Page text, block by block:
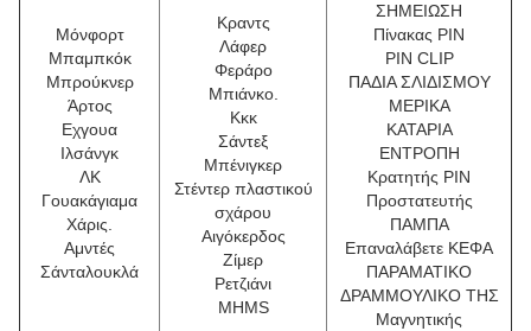
Μόνφορτ
Μπαμπκόκ
Μπρούκνερ
Άρτος
Εχγουα
Ιλσάνγκ
ΛΚ
Γουακάγιαμα
Χάρις.
Αμντές
Σάνταλουκλά
Κραντς
Λάφερ
Φεράρο
Μπιάνκο.
Κκκ
Σάντεξ
Μπένιγκερ
Στέντερ πλαστικού
σχάρου
Αιγόκερδος
Ζίμερ
Ρετζιάνι
MHMS
ΣΗΜΕΙΩΣΗ
Πίνακας PIN
PIN CLIP
ΠΑΔΙΑ ΣΛΙΔΙΣΜΟΥ
ΜΕΡΙΚΑ
ΚΑΤΑΡΙΑ
ΕΝΤΡΟΠΗ
Κρατητής PIN
Προστατευτής
ΠΑΜΠΑ
Επαναλάβετε ΚΕΦΑ
ΠΑΡΑΜΑΤΙΚΟ
ΔΡΑΜΜΟΥΛΙΚΟ ΤΗΣ
Μαγνητικής